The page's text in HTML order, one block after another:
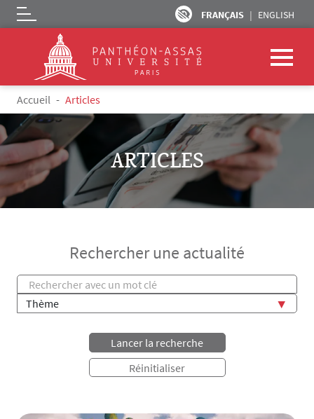
Aller au contenu principal
FRANÇAIS ENGLISH
Logo
Accueil Articles
ARTICLES
Rechercher une actualité